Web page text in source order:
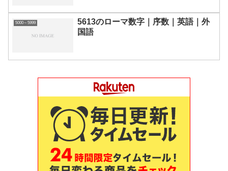
5000～5999
5613のローマ数字｜序数｜英語｜外
国語